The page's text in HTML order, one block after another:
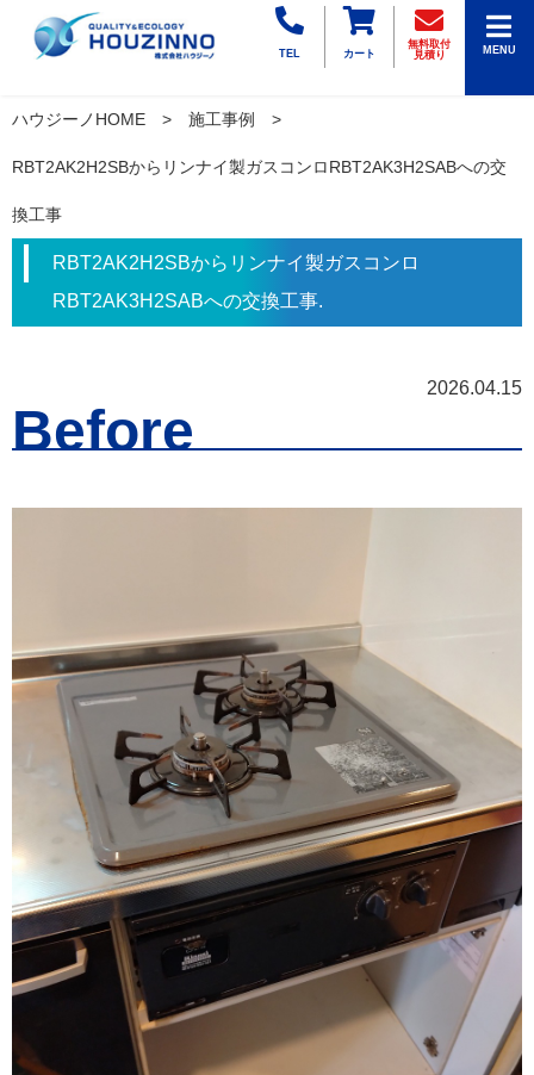
TEL カート
無料取付
見積り
MENU
ハウジーノHOME 施工事例
RBT2AK2H2SBからリンナイ製ガスコンロRBT2AK3H2SABへの交
換工事
RBT2AK2H2SBからリンナイ製ガスコンロ
RBT2AK3H2SABへの交換工事.
2026.04.15
Before